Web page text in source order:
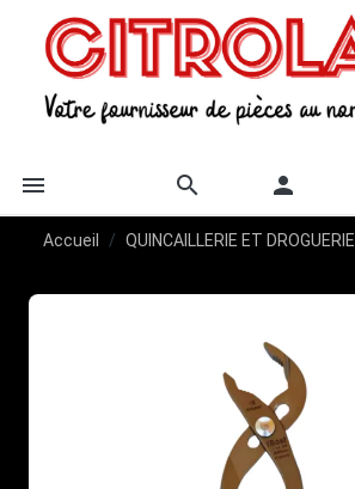
menu search 
Accueil QUINCAILLERIE ET DROGUERIE